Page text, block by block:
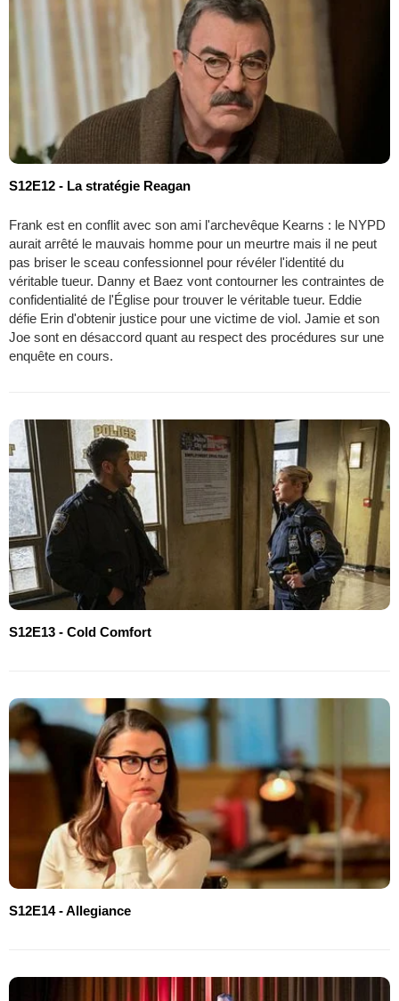
S12E12 - La stratégie Reagan
Frank est en conflit avec son ami l'archevêque Kearns : le NYPD
aurait arrêté le mauvais homme pour un meurtre mais il ne peut
pas briser le sceau confessionnel pour révéler l'identité du
véritable tueur. Danny et Baez vont contourner les contraintes de
confidentialité de l'Église pour trouver le véritable tueur. Eddie
défie Erin d'obtenir justice pour une victime de viol. Jamie et son
Joe sont en désaccord quant au respect des procédures sur une
enquête en cours.
S12E13 - Cold Comfort
S12E14 - Allegiance